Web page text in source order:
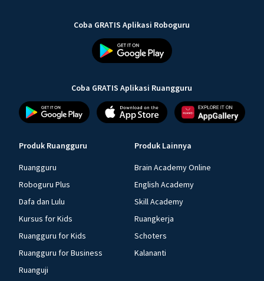
Coba GRATIS Aplikasi Roboguru
Coba GRATIS Aplikasi Ruangguru
Produk Ruangguru
Ruangguru
Roboguru Plus
Dafa dan Lulu
Kursus for Kids
Ruangguru for Kids
Ruangguru for Business
Ruanguji
Produk Lainnya
Brain Academy Online
English Academy
Skill Academy
Ruangkerja
Schoters
Kalananti